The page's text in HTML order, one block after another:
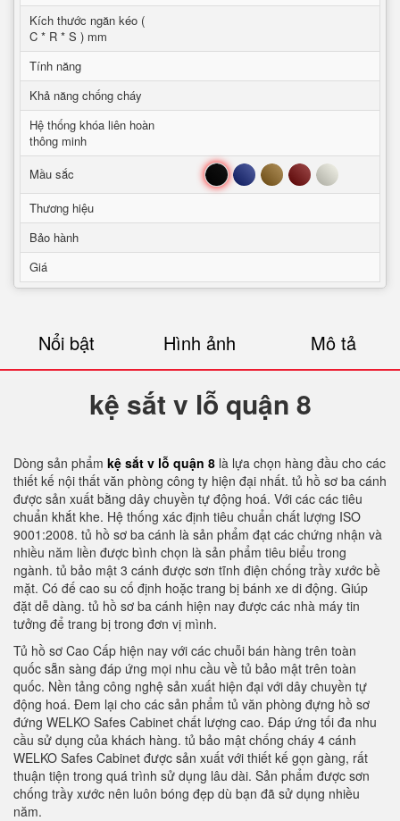
Kích thước ngăn kéo (
C * R * S ) mm
Tính năng
Khả năng chống cháy
Hệ thống khóa liên hoàn
thông minh
Mầu sắc
Đen Xanh Nâu Đỏ Trắng
Thương hiệu
Bảo hành
Giá
Nổi bật Hình ảnh Mô tả
kệ sắt v lỗ quận 8
Dòng sản phẩm kệ sắt v lỗ quận 8 là lựa chọn hàng đầu cho các
thiết kế nội thất văn phòng công ty hiện đại nhất. tủ hồ sơ ba cánh
được sản xuất bằng dây chuyền tự động hoá. Với các các tiêu
chuẩn khắt khe. Hệ thống xác định tiêu chuẩn chất lượng ISO
9001:2008. tủ hồ sơ ba cánh là sản phẩm đạt các chứng nhận và
nhiều năm liền được bình chọn là sản phẩm tiêu biểu trong
ngành. tủ bảo mật 3 cánh được sơn tĩnh điện chống trầy xước bề
mặt. Có đế cao su cố định hoặc trang bị bánh xe di động. Giúp
đặt dễ dàng. tủ hồ sơ ba cánh hiện nay được các nhà máy tin
tưởng để trang bị trong đơn vị mình.
Tủ hồ sơ Cao Cấp hiện nay với các chuỗi bán hàng trên toàn
quốc sẵn sàng đáp ứng mọi nhu cầu về tủ bảo mật trên toàn
quốc. Nền tảng công nghệ sản xuất hiện đại với dây chuyền tự
động hoá. Đem lại cho các sản phẩm tủ văn phòng đựng hồ sơ
đứng WELKO Safes Cabinet chất lượng cao. Đáp ứng tối đa nhu
cầu sử dụng của khách hàng. tủ bảo mật chống cháy 4 cánh
WELKO Safes Cabinet được sản xuất với thiết kế gọn gàng, rất
thuận tiện trong quá trình sử dụng lâu dài. Sản phẩm được sơn
chống trầy xước nên luôn bóng đẹp dù bạn đã sử dụng nhiều
năm.